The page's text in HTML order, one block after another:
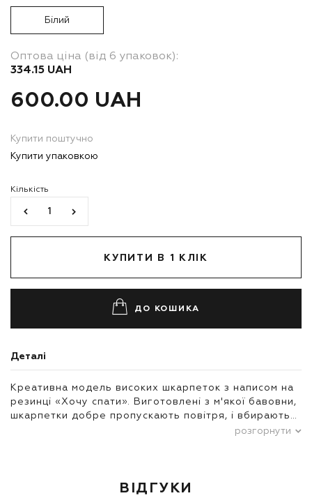
Білий
Оптова ціна (від 6 упаковок):
334.15 UAH
600.00 UAH
Купити поштучно
Купити упаковкою
Кількість
КУПИТИ В 1 КЛІК
ДО КОШИКА
Деталі
Креативна модель високих шкарпеток з написом на
резинці «Хочу спати». Виготовлені з м'якої бавовни,
шкарпетки добре пропускають повітря, і вбирають…
розгорнути
ВІДГУКИ